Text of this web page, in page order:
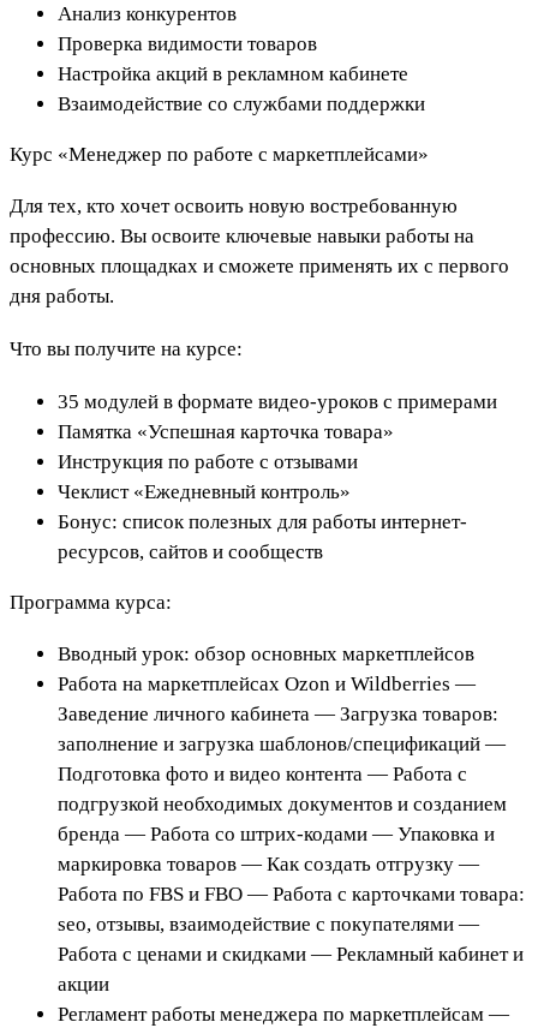
Анализ конкурентов
Проверка видимости товаров
Настройка акций в рекламном кабинете
Взаимодействие со службами поддержки
Курс «Менеджер по работе с маркетплейсами»
Для тех, кто хочет освоить новую востребованную
профессию. Вы освоите ключевые навыки работы на
основных площадках и сможете применять их с первого
дня работы.
Что вы получите на курсе:
35 модулей в формате видео-уроков с примерами
Памятка «Успешная карточка товара»
Инструкция по работе с отзывами
Чеклист «Ежедневный контроль»
Бонус: список полезных для работы интернет-
ресурсов, сайтов и сообществ
Программа курса:
Вводный урок: обзор основных маркетплейсов
Работа на маркетплейсах Ozon и Wildberries —
Заведение личного кабинета — Загрузка товаров:
заполнение и загрузка шаблонов/спецификаций —
Подготовка фото и видео контента — Работа с
подгрузкой необходимых документов и созданием
бренда — Работа со штрих-кодами — Упаковка и
маркировка товаров — Как создать отгрузку —
Работа по FBS и FBO — Работа с карточками товара:
seo, отзывы, взаимодействие с покупателями —
Работа с ценами и скидками — Рекламный кабинет и
акции
Регламент работы менеджера по маркетплейсам —